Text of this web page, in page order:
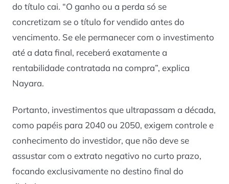
do título cai. “O ganho ou a perda só se
concretizam se o título for vendido antes do
vencimento. Se ele permanecer com o investimento
até a data final, receberá exatamente a
rentabilidade contratada na compra”, explica
Nayara.
Portanto, investimentos que ultrapassam a década,
como papéis para 2040 ou 2050, exigem controle e
conhecimento do investidor, que não deve se
assustar com o extrato negativo no curto prazo,
focando exclusivamente no destino final do